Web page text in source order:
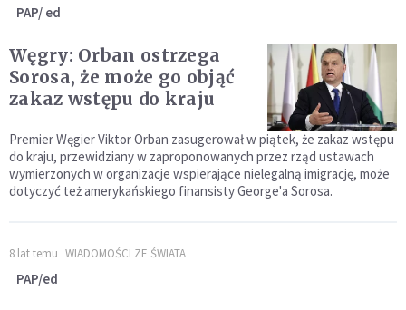
PAP/ ed
Węgry: Orban ostrzega
Sorosa, że może go objąć
zakaz wstępu do kraju
Premier Węgier Viktor Orban zasugerował w piątek, że zakaz wstępu
do kraju, przewidziany w zaproponowanych przez rząd ustawach
wymierzonych w organizacje wspierające nielegalną imigrację, może
dotyczyć też amerykańskiego finansisty George'a Sorosa.
8 lat temu WIADOMOŚCI ZE ŚWIATA
PAP/ed